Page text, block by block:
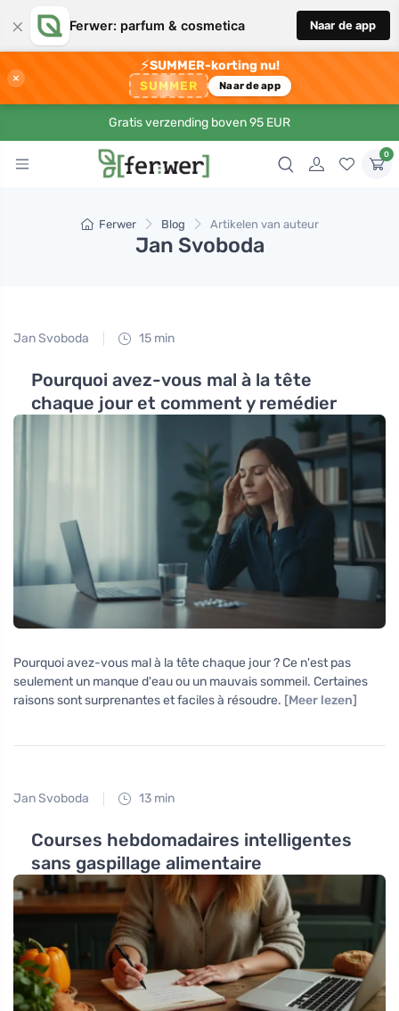
× Ferwer: parfum & cosmetica Naar de app
×
⚡SUMMER-korting nu!
SUMMER Naar de app
Gratis verzending boven 95 EUR
0
Ferwer Blog Artikelen van auteur
Jan Svoboda
Jan Svoboda 15 min
Pourquoi avez-vous mal à la tête
chaque jour et comment y remédier
Pourquoi avez-vous mal à la tête chaque jour ? Ce n'est pas
seulement un manque d'eau ou un mauvais sommeil. Certaines
raisons sont surprenantes et faciles à résoudre. [Meer lezen]
Jan Svoboda 13 min
Courses hebdomadaires intelligentes
sans gaspillage alimentaire